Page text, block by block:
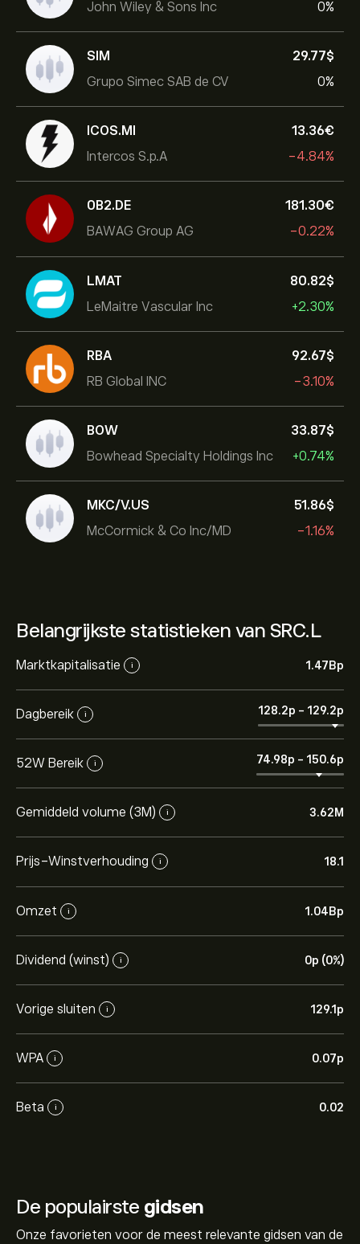
John Wiley & Sons Inc 0%
SIM
Grupo Simec SAB de CV
29.77‎$‎
0%
ICOS.MI
Intercos S.p.A
13.36‎€‎
-4.84%
0B2.DE
BAWAG Group AG
181.30‎€‎
-0.22%
LMAT
LeMaitre Vascular Inc
80.82‎$‎
+2.30%
RBA
RB Global INC
92.67‎$‎
-3.10%
BOW
Bowhead Specialty Holdings Inc
33.87‎$‎
+0.74%
MKC/V.US
McCormick & Co Inc/MD
51.86‎$‎
-1.16%
Belangrijkste statistieken van SRC.L
Marktkapitalisatie i 1.47B‎p‎
Dagbereik i 128.2‎p‎ - 129.2‎p‎
52W Bereik i 74.98‎p‎ - 150.6‎p‎
Gemiddeld volume (3M) i 3.62M
Prijs-Winstverhouding i 18.1
Omzet i 1.04B‎p‎
Dividend (winst) i 0‎p‎ (0%)
Vorige sluiten i 129.1‎p‎
WPA i 0.07‎p‎
Beta i 0.02
De populairste gidsen
Onze favorieten voor de meest relevante gidsen van de